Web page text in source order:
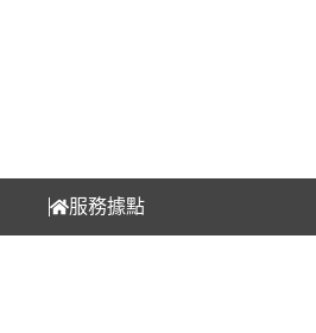
服務據點